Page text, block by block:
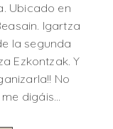
Ubicado en
Igartza
la segunda
Ezkontzak. Y
No
me digáis…